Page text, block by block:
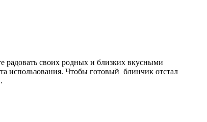
радовать своих родных и близких вкусными
использования. Чтобы готовый блинчик отстал